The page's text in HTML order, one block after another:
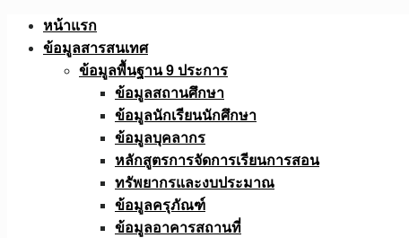
Skip
หน้าแรก
ข้อมูลสารสนเทศ
ข้อมูลพื้นฐาน 9 ประการ
ข้อมูลสถานศึกษา
ข้อมูลนักเรียนนักศึกษา
ข้อมูลบุคลากร
หลักสูตรการจัดการเรียนการสอน
ทรัพยากรและงบประมาณ
ข้อมูลครุภัณฑ์
ข้อมูลอาคารสถานที่